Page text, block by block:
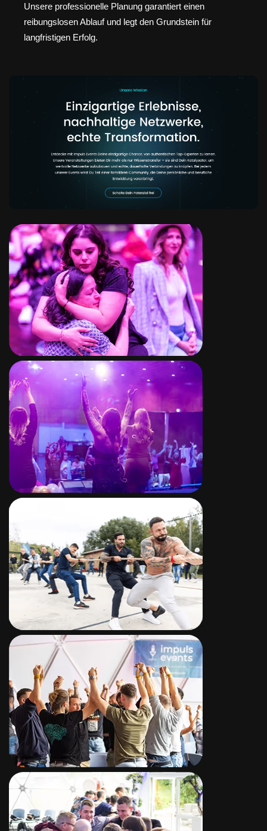
Unsere professionelle Planung garantiert einen
reibungslosen Ablauf und legt den Grundstein für
langfristigen Erfolg.